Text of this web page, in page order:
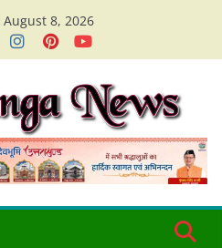
8, 2026